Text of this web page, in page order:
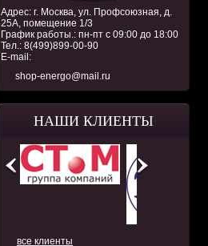
Адрес: г. Москва, ул. Профсоюзная, д.
25А, помещение 1/3
График работы.: пн-пт с 09:00 до 18:00
Тел.: 8(499)899-00-90
E-mail:
shop-energo@mail.ru
НАШИ КЛИЕНТЫ
все клиенты